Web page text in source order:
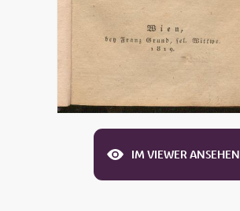
IM VIEWER ANSEHEN